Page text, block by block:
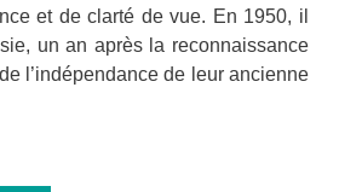
et de clarté de vue. En 1950, il
un an après la reconnaissance
l’indépendance de leur ancienne